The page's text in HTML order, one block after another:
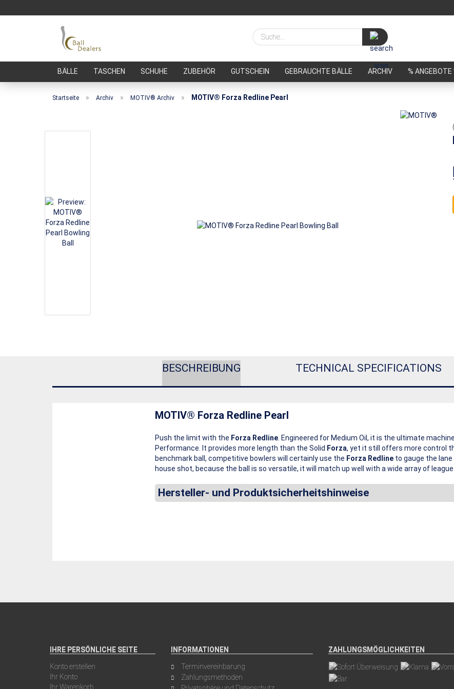
Suche...
BÄLLE TASCHEN SCHUHE ZUBEHÖR GUTSCHEIN GEBRAUCHTE BÄLLE ARCHIV % ANGEBOTE
Startseite » Archiv » MOTIV® Archiv » MOTIV® Forza Redline Pearl
BESCHREIBUNG TECHNICAL SPECIFICATIONS
MOTIV® Forza Redline Pearl
Push the limit with the Forza Redline . Engineered for Medium Oil, it is the ultimate
Performance. It provides more length than the Solid Forza, yet it still offers more control
benchmark ball, competitive bowlers will certainly use the Forza Redline to gauge the
house shot, because the ball is so versatile, it will match up well with a wide array of league
Hersteller- und Produktsicherheitshinweise
IHRE PERSÖNLICHE SEITE
Konto erstellen
Ihr Konto
Ihr Warenkorb
INFORMATIONEN
Terminvereinbarung
Zahlungsmethoden
ZAHLUNGSMÖGLICHKEITEN